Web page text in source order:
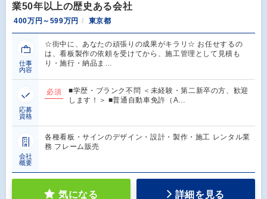
業50年以上の歴史ある会社
400万円～599万円 東京都
仕事
内容
☆街中に、あなたの頑張りの成果がキラリ☆ お任せするの
は、看板製作の依頼を受けてから、施工管理として見積も
り・施行・納品ま…
応募
資格
必須
■学歴・ブランク不問 ＜未経験・第二新卒の方、歓迎
します！＞ ■普通自動車免許（A…
会社
概要
各種看板・サインのデザイン・設計・製作・施工 レンタル業
務 フレーム販売
気になる 詳細を見る